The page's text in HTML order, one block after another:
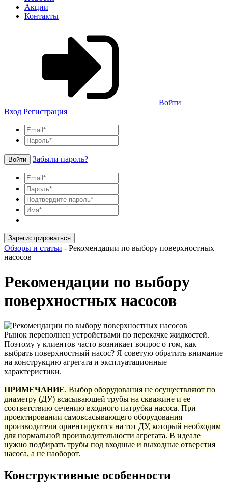
Акции
Контакты
Войти
Вход Регистрация
Войти Забыли пароль?
Зарегистрироваться
Обзоры и статьи - Рекомендации по выбору поверхностных
насосов
Рекомендации по выбору
поверхностных насосов
Рынок переполнен устройствами по перекачке жидкостей.
Поэтому у клиентов часто возникает вопрос о том, как
выбрать поверхностный насос? Я советую обратить внимание
на конструкцию агрегата и эксплуатационные
характеристики.
ПРИМЕЧАНИЕ. Выбор оборудования не осуществляют по
диаметру (ДУ) всасывающей трубы на скважине и ее
соответствию сечению входного патрубка насоса. При
проектировании самовсасывающего оборудования
производители ориентируются на тот ДУ, который необходим
для нормальной производительности агрегата. В идеале
нужно подбирать трубы под входные и выходные отверстия
насоса, а не наоборот.
Конструктивные особенности